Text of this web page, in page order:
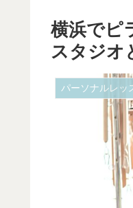
横浜でピ
スタジオ
パーソナルレッ